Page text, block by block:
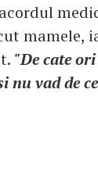
mamele,
"De cate
vad de